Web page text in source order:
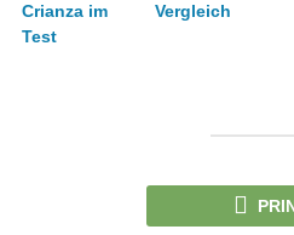
Crianza im
Test
Vergleich